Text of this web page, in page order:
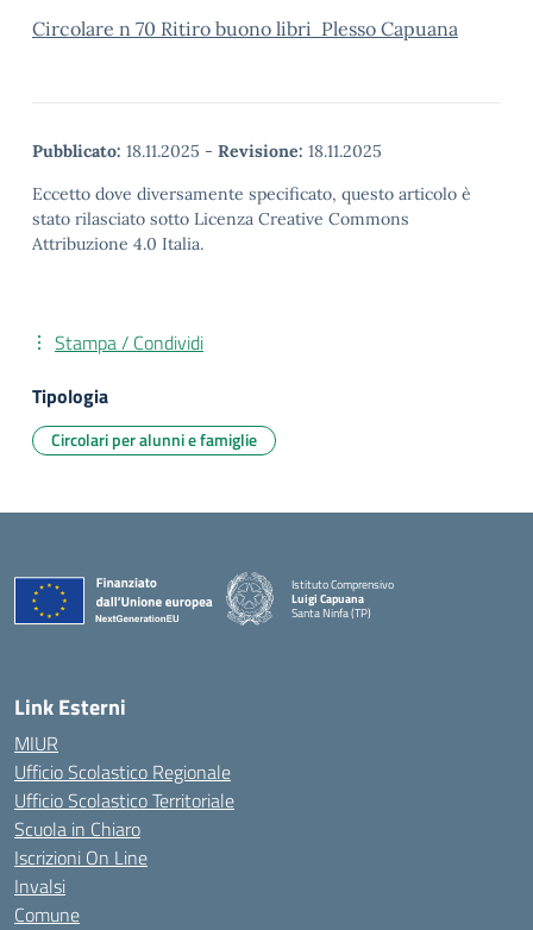
Circolare n 70 Ritiro buono libri Plesso Capuana
Pubblicato: 18.11.2025 - Revisione: 18.11.2025
Eccetto dove diversamente specificato, questo articolo è
stato rilasciato sotto Licenza Creative Commons
Attribuzione 4.0 Italia.
Stampa / Condividi
Tipologia
Circolari per alunni e famiglie
Istituto Comprensivo
Luigi Capuana
Santa Ninfa (TP)
Link Esterni
MIUR
Ufficio Scolastico Regionale
Ufficio Scolastico Territoriale
Scuola in Chiaro
Iscrizioni On Line
Invalsi
Comune